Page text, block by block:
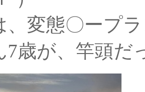
、変態〇ープ
7歳が、竿頭